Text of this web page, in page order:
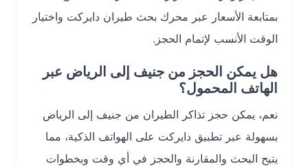
بمتابعة الأسعار عبر محرك بحث طيران دايركت واختيار
الوقت الأنسب لإتمام الحجز.
هل يمكن الحجز من جنيف إلى الرياض عبر
الهاتف المحمول؟
نعم، يمكن حجز تذاكر الطيران من جنيف إلى الرياض
بسهولة عبر تطبيق دايركت على الهواتف الذكية، مما
يتيح البحث والمقارنة والحجز في أي وقت وبخطوات